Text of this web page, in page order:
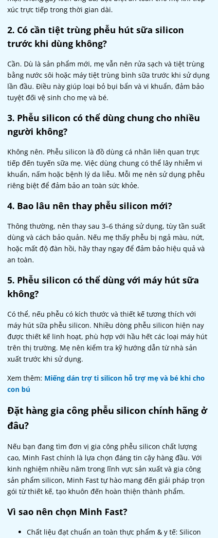
xúc trực tiếp trong thời gian dài.
2. Có cần tiệt trùng phễu hút sữa silicon
trước khi dùng không?
Cần. Dù là sản phẩm mới, mẹ vẫn nên rửa sạch và tiệt trùng
bằng nước sôi hoặc máy tiệt trùng bình sữa trước khi sử dụng
lần đầu. Điều này giúp loại bỏ bụi bẩn và vi khuẩn, đảm bảo
tuyệt đối vệ sinh cho mẹ và bé.
3. Phễu silicon có thể dùng chung cho nhiều
người không?
Không nên. Phễu silicon là đồ dùng cá nhân liên quan trực
tiếp đến tuyến sữa mẹ. Việc dùng chung có thể lây nhiễm vi
khuẩn, nấm hoặc bệnh lý da liễu. Mỗi mẹ nên sử dụng phễu
riêng biệt để đảm bảo an toàn sức khỏe.
4. Bao lâu nên thay phễu silicon mới?
Thông thường, nên thay sau 3–6 tháng sử dụng, tùy tần suất
dùng và cách bảo quản. Nếu mẹ thấy phễu bị ngả màu, nứt,
hoặc mất độ đàn hồi, hãy thay ngay để đảm bảo hiệu quả và
an toàn.
5. Phễu silicon có thể dùng với máy hút sữa
không?
Có thể, nếu phễu có kích thước và thiết kế tương thích với
máy hút sữa phễu silicon. Nhiều dòng phễu silicon hiện nay
được thiết kế linh hoạt, phù hợp với hầu hết các loại máy hút
trên thị trường. Mẹ nên kiểm tra kỹ hướng dẫn từ nhà sản
xuất trước khi sử dụng.
Xem thêm: Miếng dán trợ ti silicon hỗ trợ mẹ và bé khi cho
con bú
Đặt hàng gia công phễu silicon chính hãng ở
đâu?
Nếu bạn đang tìm đơn vị gia công phễu silicon chất lượng
cao, Minh Fast chính là lựa chọn đáng tin cậy hàng đầu. Với
kinh nghiệm nhiều năm trong lĩnh vực sản xuất và gia công
sản phẩm silicon, Minh Fast tự hào mang đến giải pháp trọn
gói từ thiết kế, tạo khuôn đến hoàn thiện thành phẩm.
Vì sao nên chọn Minh Fast?
Chất liệu đạt chuẩn an toàn thực phẩm & y tế: Silicon